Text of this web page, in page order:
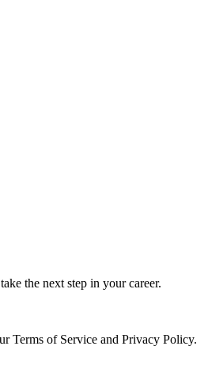
the next step in your career.
Terms of Service and Privacy Policy.